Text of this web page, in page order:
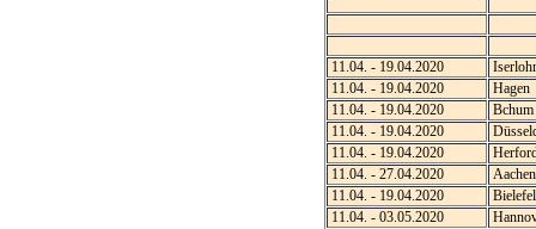
11.04. - 19.04.2020
11.04. - 19.04.2020
Hagen
11.04. - 19.04.2020
Bchum
11.04. - 19.04.2020
11.04. - 19.04.2020
11.04. - 27.04.2020
Aachen
11.04. - 19.04.2020
11.04. - 03.05.2020